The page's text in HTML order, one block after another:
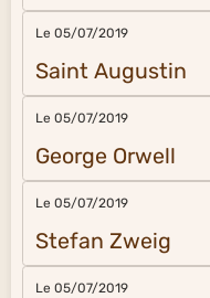
Le 05/07/2019
Saint Augustin
Le 05/07/2019
George Orwell
Le 05/07/2019
Stefan Zweig
Le 05/07/2019